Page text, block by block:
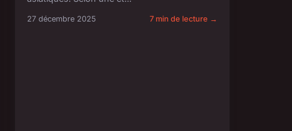
27 décembre 2025 7 min de lecture →